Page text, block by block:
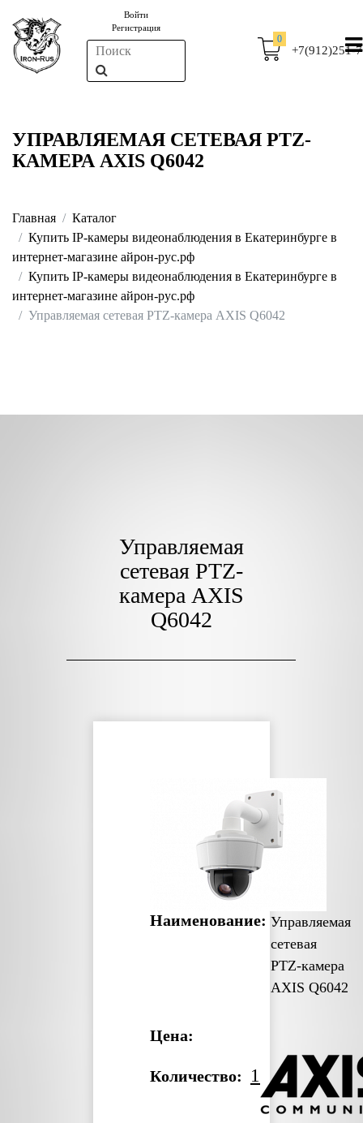
Войти
Регистрация
0
+7(912)251-
УПРАВЛЯЕМАЯ СЕТЕВАЯ PTZ-
КАМЕРА AXIS Q6042
Главная
Каталог
Купить IP-камеры видеонаблюдения в Екатеринбурге в
интернет-магазине айрон-рус.рф
Купить IP-камеры видеонаблюдения в Екатеринбурге в
интернет-магазине айрон-рус.рф
Управляемая сетевая PTZ-камера AXIS Q6042
Управляемая
сетевая PTZ-
камера AXIS
Q6042
Наименование: Управляемая
сетевая
PTZ-камера
AXIS Q6042
Цена:
Количество: 1